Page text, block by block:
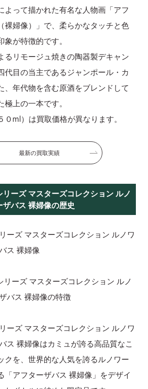
よって描かれた有名な人物画「アフ
裸婦像）」で、柔らかなタッチと色
が特徴的です。
るリモージュ焼きの陶器製デキャン
代目の当主であるジャンポール・カ
、年代物を含む原酒をブレンドして
上の一本です。
ml）は買取価格が異なります。
最新の買取実績
リーズ マスターズコレクション ルノ
バス 裸婦像の歴史
ーズ マスターズコレクション ルノワ
ス 裸婦像
リーズ マスターズコレクション ルノ
バス 裸婦像の特徴
ーズ マスターズコレクション ルノワ
ス 裸婦像はカミュが誇る高品質なこ
クを、世界的な人気を誇るルノワー
「アフターザバス 裸婦像」をデザイ